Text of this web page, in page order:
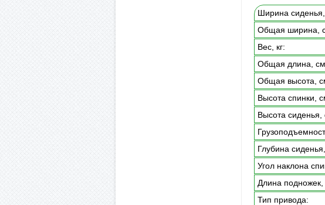
Ширина
Общая ширина,
Вес, кг:
Общая длина,
Общая высота,
Высота спинки,
Высота сиденья,
Глубина
Угол наклона
Длина подножек,
Тип привода: